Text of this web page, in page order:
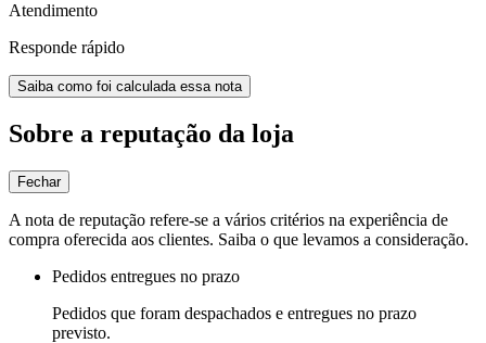
Atendimento
Responde rápido
Saiba como foi calculada essa nota
Sobre a reputação da loja
Fechar
A nota de reputação refere-se a vários critérios na experiência de
compra oferecida aos clientes. Saiba o que levamos a consideração.
Pedidos entregues no prazo
Pedidos que foram despachados e entregues no prazo
previsto.